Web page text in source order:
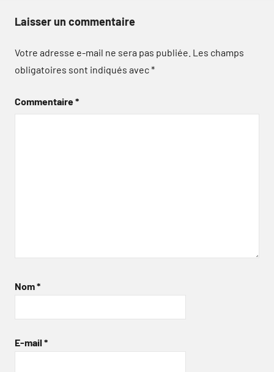
Laisser un commentaire
Votre adresse e-mail ne sera pas publiée. Les champs
obligatoires sont indiqués avec*
Commentaire*
Nom*
E-mail *